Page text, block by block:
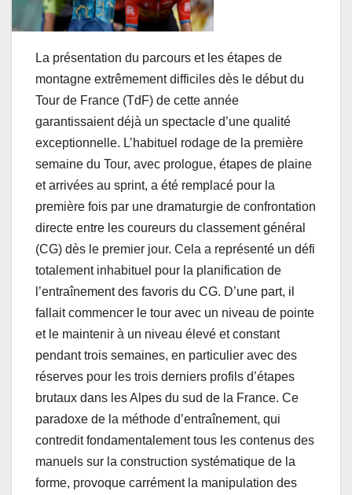
La présentation du parcours et les étapes de
montagne extrêmement difficiles dès le début du
Tour de France (TdF) de cette année
garantissaient déjà un spectacle d’une qualité
exceptionnelle. L’habituel rodage de la première
semaine du Tour, avec prologue, étapes de plaine
et arrivées au sprint, a été remplacé pour la
première fois par une dramaturgie de confrontation
directe entre les coureurs du classement général
(CG) dès le premier jour. Cela a représenté un défi
totalement inhabituel pour la planification de
l’entraînement des favoris du CG. D’une part, il
fallait commencer le tour avec un niveau de pointe
et le maintenir à un niveau élevé et constant
pendant trois semaines, en particulier avec des
réserves pour les trois derniers profils d’étapes
brutaux dans les Alpes du sud de la France. Ce
paradoxe de la méthode d’entraînement, qui
contredit fondamentalement tous les contenus des
manuels sur la construction systématique de la
forme, provoque carrément la manipulation des